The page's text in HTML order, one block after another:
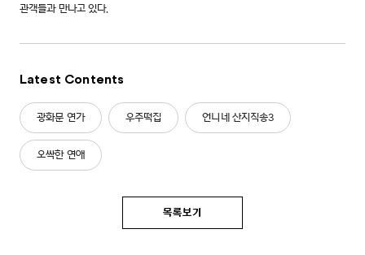
관객들과 만나고 있다.
Latest Contents
광화문 연가 우주떡집 언니네 산지직송3
오싹한 연애
목록보기